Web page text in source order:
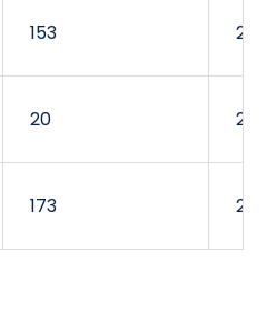
153 23
20
173 25